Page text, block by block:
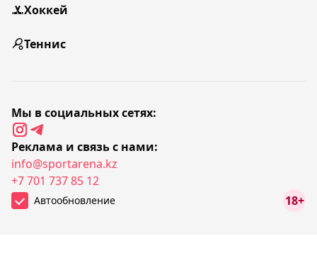
Хоккей
Теннис
Мы в социальных сетях:
Реклама и связь с нами:
info@sportarena.kz
+7 701 737 85 12
Автообновление 18+